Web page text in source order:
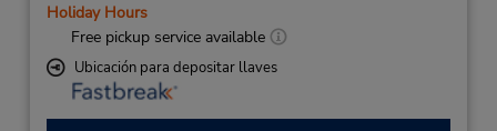
Holiday Hours
Free pickup service available
Ubicación para depositar llaves